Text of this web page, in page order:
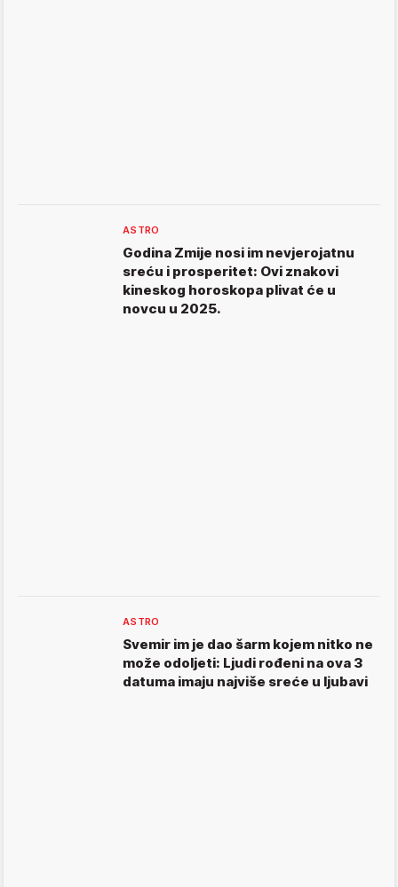
ASTRO
Godina Zmije nosi im nevjerojatnu
sreću i prosperitet: Ovi znakovi
kineskog horoskopa plivat će u
novcu u 2025.
ASTRO
Svemir im je dao šarm kojem nitko ne
može odoljeti: Ljudi rođeni na ova 3
datuma imaju najviše sreće u ljubavi